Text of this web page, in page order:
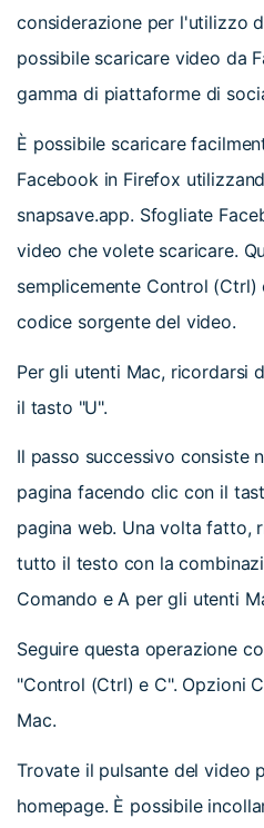
considerazione per l'utilizzo
possibile scaricare video da
gamma di piattaforme di
È possibile scaricare
Facebook in Firefox
snapsave.app. Sfogliate
video che volete scaricare.
semplicemente Control (Ctrl)
codice sorgente del video.
Per gli utenti Mac, ricordarsi
il tasto "U".
Il passo successivo consiste
pagina facendo clic con il
pagina web. Una volta fatto,
tutto il testo con la
Comando e A per gli utenti
Seguire questa operazione
"Control (Ctrl) e C". Opzioni
Mac.
Trovate il pulsante del video
homepage. È possibile